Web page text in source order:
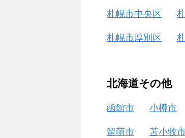
札幌市中央区
札幌市厚別区
北海道その他
函館市 小樽市
留萌市 苫小牧